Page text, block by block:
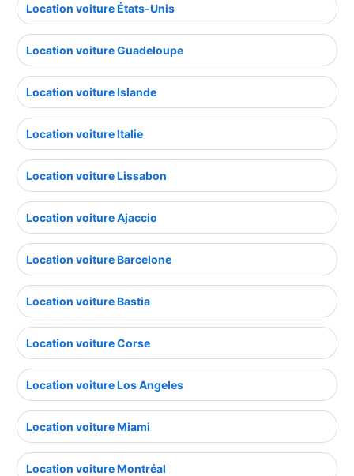
Location voiture États-Unis
Location voiture Guadeloupe
Location voiture Islande
Location voiture Italie
Location voiture Lissabon
Location voiture Ajaccio
Location voiture Barcelone
Location voiture Bastia
Location voiture Corse
Location voiture Los Angeles
Location voiture Miami
Location voiture Montréal